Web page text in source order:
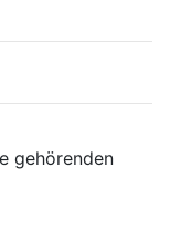
gehörenden